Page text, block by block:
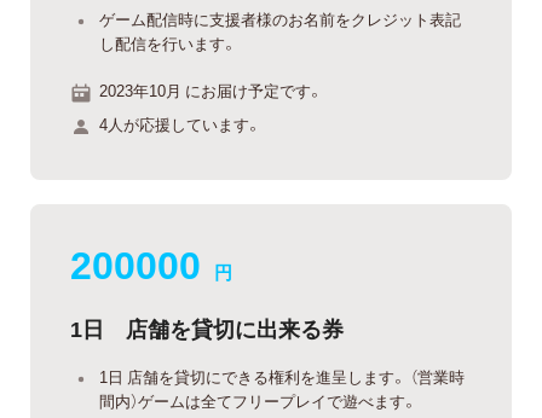
ゲーム配信時に支援者様のお名前をクレジット表記
し配信を行います。
2023年10月 にお届け予定です。
4人が応援しています。
200000 円
1日 店舗を貸切に出来る券
1日 店舗を貸切にできる権利を進呈します。 （営業時
間内）ゲームは全てフリープレイで遊べます。